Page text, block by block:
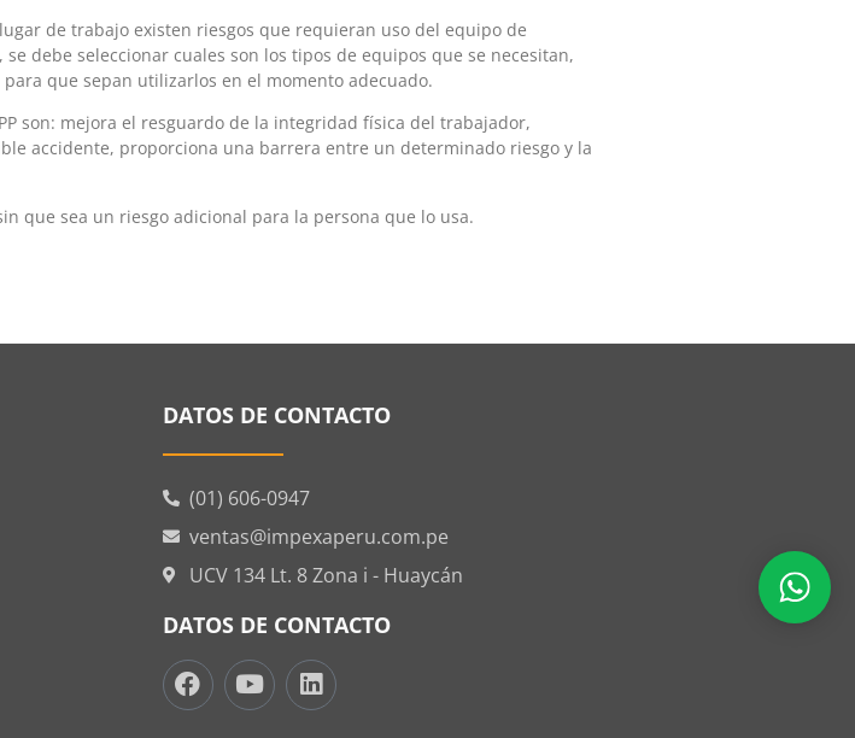
de trabajo existen riesgos que requieran uso del equipo de
debe seleccionar cuales son los tipos de equipos que se necesitan,
que sepan utilizarlos en el momento adecuado.
son: mejora el resguardo de la integridad física del trabajador,
accidente, proporciona una barrera entre un determinado riesgo y la
que sea un riesgo adicional para la persona que lo usa.
DATOS DE CONTACTO
(01) 606-0947
ventas@impexaperu.com.pe
UCV 134 Lt. 8 Zona i - Huaycán
DATOS DE CONTACTO